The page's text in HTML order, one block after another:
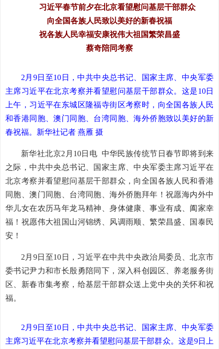
习近平春节前夕在北京看望慰问基层干部群众
向全国各族人民致以美好的新春祝福
祝各族人民幸福安康祝伟大祖国繁荣昌盛
蔡奇陪同考察
2月9日至10日，中共中央总书记、国家主席、中央军委
主席习近平在北京考察并看望慰问基层干部群众。这是10日
上午，习近平在东城区隆福寺街区考察时，向全国各族人民
和香港同胞、澳门同胞、台湾同胞、海外侨胞致以美好的新
春祝福。新华社记者 燕雁 摄
新华社北京2月10日电 中华民族传统节日春节即将到来
之际，中共中央总书记、国家主席、中央军委主席习近平在
北京考察并看望慰问基层干部群众，向全国各族人民和香港
同胞、澳门同胞、台湾同胞、海外侨胞拜年！祝愿海内外中
华儿女在农历马年龙马精神、身体健康、事业有成、阖家幸
福！祝愿伟大祖国山河锦绣、风调雨顺、繁荣昌盛、国泰民
安！
2月9日至10日，习近平在中共中央政治局委员、北京市
委书记尹力和市长殷勇陪同下，深入科创园区、养老服务街
区、新春市集考察，给基层干部群众送上党中央的关怀和祝
福。
2月9日至10日，中共中央总书记、国家主席、中央军委
主席习近平在北京考察并看望慰问基层干部群众。这是9日上